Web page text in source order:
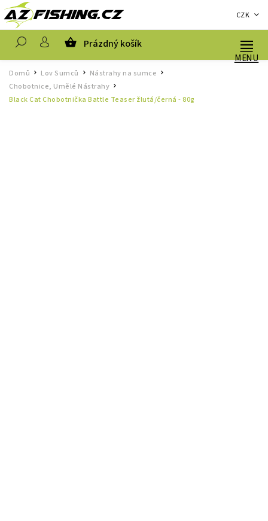
CZK
Prázdný košík
Domů / Lov Sumců Nástrahy na sumce /
Chobotnice, Umělé Nástrahy /
Black Cat Chobotnička Battle Teaser žlutá/černá - 80g